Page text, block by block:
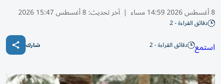
8 أغسطس 2026 14:59 مساء | آخر تحديث:8 أغسطس 15:47 2026
دقائق القراءة - 2
استمع دقائق القراءة - 2 شارك